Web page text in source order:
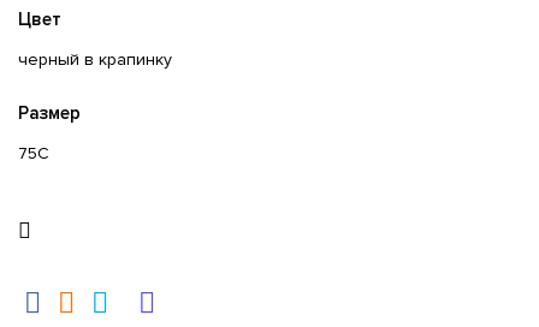
Цвет
черный в крапинку
Размер
75C